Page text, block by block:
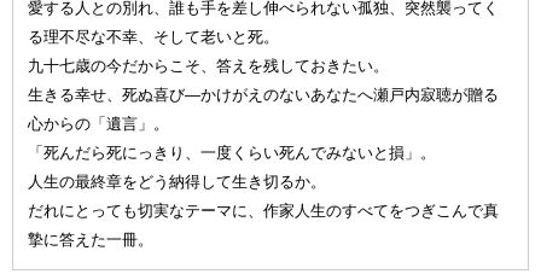
愛する人との別れ、誰も手を差し伸べられない孤独、突然襲ってく
る理不尽な不幸、そして老いと死。
九十七歳の今だからこそ、答えを残しておきたい。
生きる幸せ、死ぬ喜び—かけがえのないあなたへ瀬戸内寂聴が贈る
心からの「遺言」。
「死んだら死にっきり、一度くらい死んでみないと損」。
人生の最終章をどう納得して生き切るか。
だれにとっても切実なテーマに、作家人生のすべてをつぎこんで真
摯に答えた一冊。